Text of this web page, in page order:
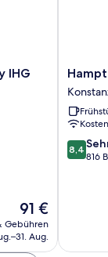
IHG
Der
Preis
beträgt
91 €
Gebühren
Aug.
by
Hilton
8.4
von
8,4
816